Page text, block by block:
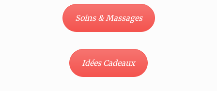
Soins & Massages
Idées Cadeaux